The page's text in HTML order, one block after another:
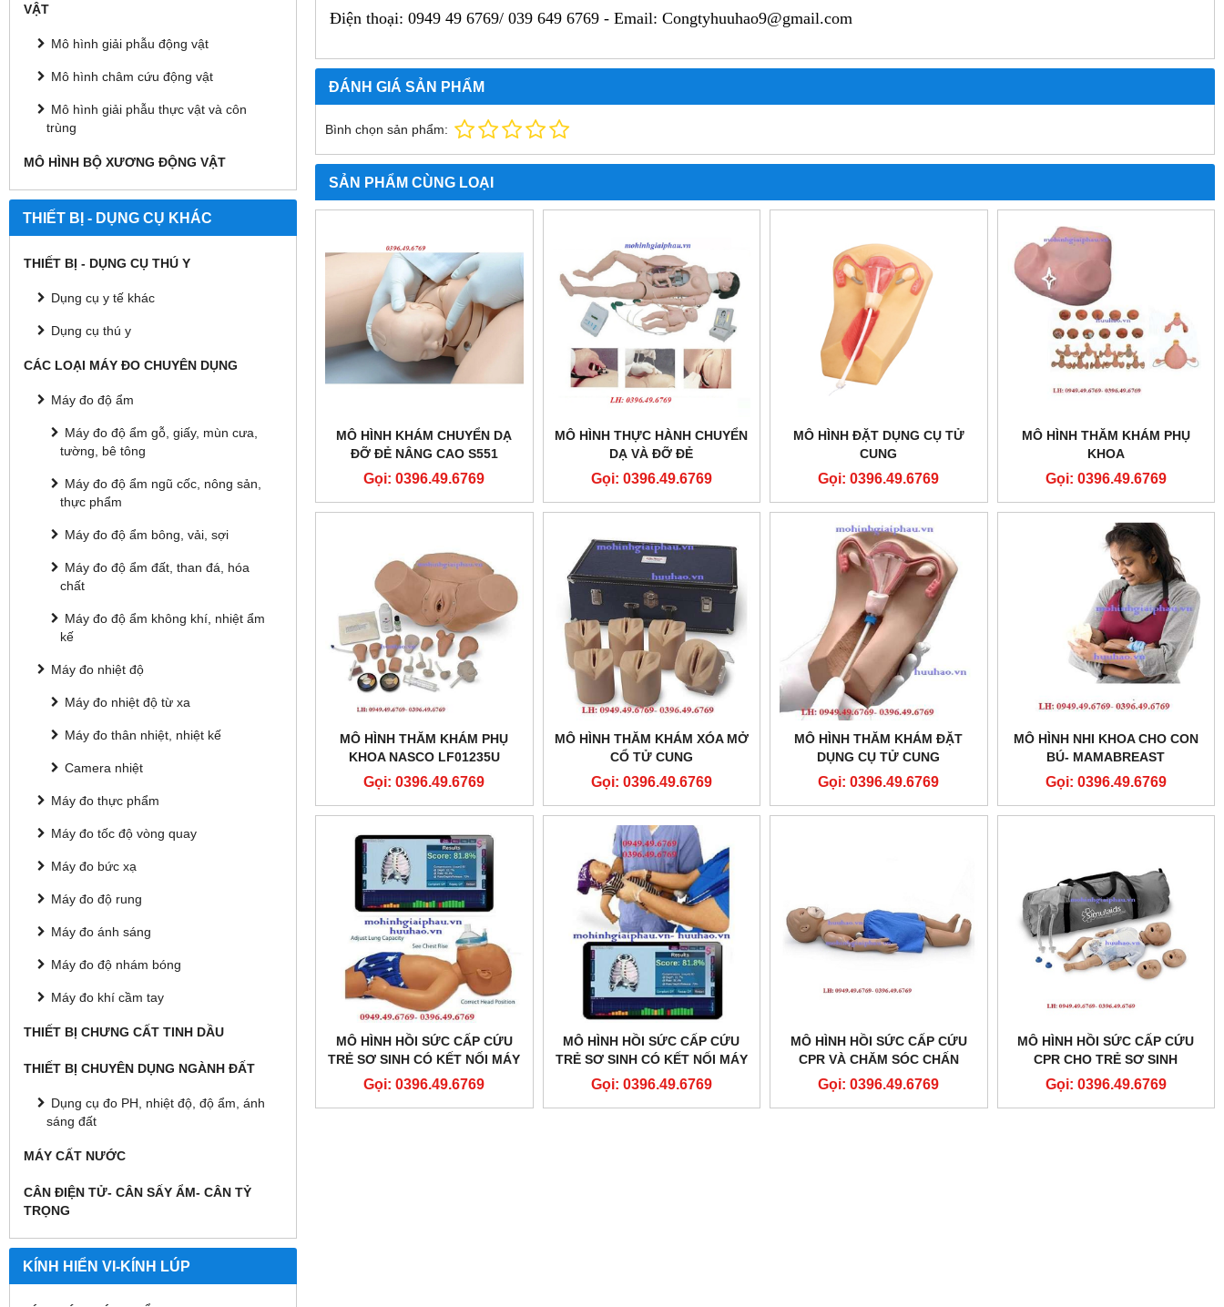
VẬT
Mô hình giải phẫu động vật
Mô hình châm cứu động vật
Mô hình giải phẫu thực vật và côn
trùng
MÔ HÌNH BỘ XƯƠNG ĐỘNG VẬT
THIẾT BỊ - DỤNG CỤ KHÁC
THIẾT BỊ - DỤNG CỤ THÚ Y
Dụng cụ y tế khác
Dụng cụ thú y
CÁC LOẠI MÁY ĐO CHUYÊN DỤNG
Máy đo độ ẩm
Máy đo độ ẩm gỗ, giấy, mùn cưa,
tường, bê tông
Máy đo độ ẩm ngũ cốc, nông sản,
thực phẩm
Máy đo độ ẩm bông, vải, sợi
Máy đo độ ẩm đất, than đá, hóa
chất
Máy đo độ ẩm không khí, nhiệt ẩm
kế
Máy đo nhiệt độ
Máy đo nhiệt độ từ xa
Máy đo thân nhiệt, nhiệt kế
Camera nhiệt
Máy đo thực phẩm
Máy đo tốc độ vòng quay
Máy đo bức xạ
Máy đo độ rung
Máy đo ánh sáng
Máy đo độ nhám bóng
Máy đo khí cầm tay
THIẾT BỊ CHƯNG CẤT TINH DẦU
THIẾT BỊ CHUYÊN DỤNG NGÀNH ĐẤT
Dụng cụ đo PH, nhiệt độ, độ ẩm, ánh
sáng đất
MÁY CẤT NƯỚC
CÂN ĐIỆN TỬ- CÂN SẤY ẨM- CÂN TỶ
TRỌNG
KÍNH HIỂN VI-KÍNH LÚP
Điện thoại: 0949 49 6769/ 039 649 6769 - Email: Congtyhuuhao9@gmail.com
ĐÁNH GIÁ SẢN PHẨM
Bình chọn sản phẩm:
SẢN PHẨM CÙNG LOẠI
MÔ HÌNH KHÁM CHUYỂN DẠ
ĐỠ ĐẺ NÂNG CAO S551
GAUMARD
Gọi: 0396.49.6769
MÔ HÌNH THỰC HÀNH CHUYỂN
DẠ VÀ ĐỠ ĐẺ
Gọi: 0396.49.6769
MÔ HÌNH ĐẶT DỤNG CỤ TỬ
CUNG
Gọi: 0396.49.6769
MÔ HÌNH THĂM KHÁM PHỤ
KHOA
Gọi: 0396.49.6769
MÔ HÌNH THĂM KHÁM PHỤ
KHOA NASCO LF01235U
Gọi: 0396.49.6769
MÔ HÌNH THĂM KHÁM XÓA MỞ
CỔ TỬ CUNG
Gọi: 0396.49.6769
MÔ HÌNH THĂM KHÁM ĐẶT
DỤNG CỤ TỬ CUNG
Gọi: 0396.49.6769
MÔ HÌNH NHI KHOA CHO CON
BÚ- MAMABREAST
BREASTFEEDING SIMULATOR
Gọi: 0396.49.6769
MÔ HÌNH HỒI SỨC CẤP CỨU
TRẺ SƠ SINH CÓ KẾT NỐI MÁY
TÍNH BABY CPR PRO B201
Gọi: 0396.49.6769
MÔ HÌNH HỒI SỨC CẤP CỨU
TRẺ SƠ SINH CÓ KẾT NỐI MÁY
TÍNH NEONATE CPR PRO
Gọi: 0396.49.6769
MÔ HÌNH HỒI SỨC CẤP CỨU
CPR VÀ CHĂM SÓC CHẤN
THƯƠNG TRẺ 1 TUỔI MODEL
Gọi: 0396.49.6769
MÔ HÌNH HỒI SỨC CẤP CỨU
CPR CHO TRẺ SƠ SINH
MODEL: 100-2901U
Gọi: 0396.49.6769